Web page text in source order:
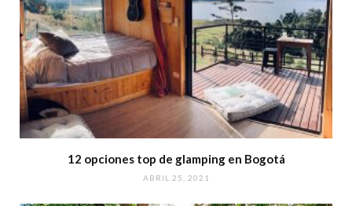
12 opciones top de glamping en Bogotá
ABRIL 25, 2021